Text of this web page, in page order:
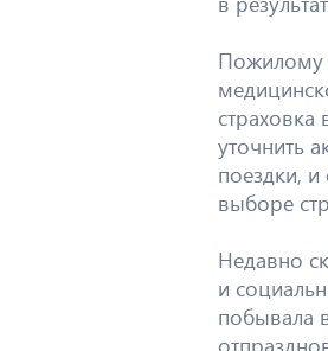
Пожилому
страховка
уточнить
поездки,
выборе
Недавно
и
побывала